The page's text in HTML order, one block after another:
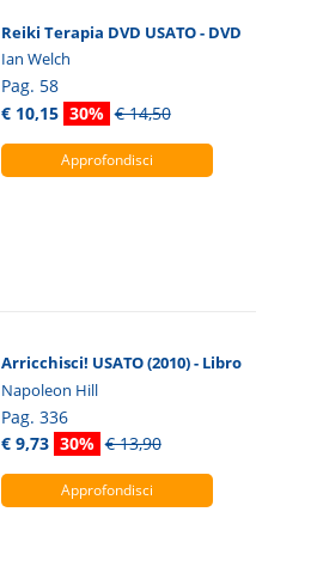
Reiki Terapia DVD USATO - DVD
Ian Welch
Pag. 58
€ 10,15 30% € 14,50
Approfondisci
Arricchisci! USATO (2010) - Libro
Napoleon Hill
Pag. 336
€ 9,73 30% € 13,90
Approfondisci